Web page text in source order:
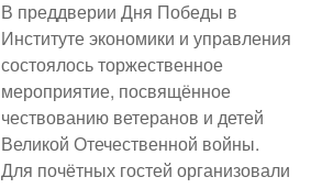
В преддверии Дня Победы в
Институте экономики и управления
состоялось торжественное
мероприятие, посвящённое
чествованию ветеранов и детей
Великой Отечественной войны.
Для почётных гостей организовали